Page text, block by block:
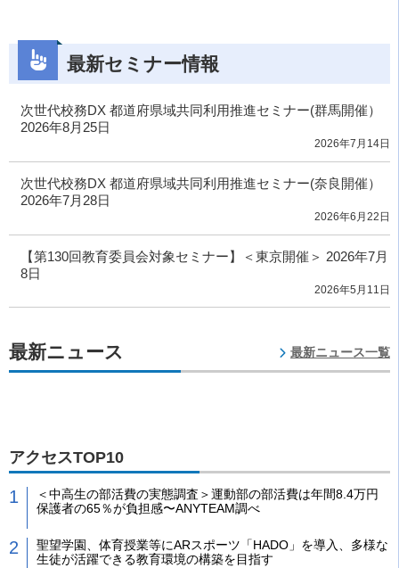
最新セミナー情報
次世代校務DX 都道府県域共同利用推進セミナー(群馬開催）
2026年8月25日
2026年7月14日
次世代校務DX 都道府県域共同利用推進セミナー(奈良開催）
2026年7月28日
2026年6月22日
【第130回教育委員会対象セミナー】＜東京開催＞ 2026年7月
8日
2026年5月11日
最新ニュース 最新ニュース一覧
アクセスTOP10
＜中高生の部活費の実態調査＞運動部の部活費は年間8.4万円
保護者の65％が負担感〜ANYTEAM調べ
聖望学園、体育授業等にARスポーツ「HADO」を導入、多様な
生徒が活躍できる教育環境の構築を目指す